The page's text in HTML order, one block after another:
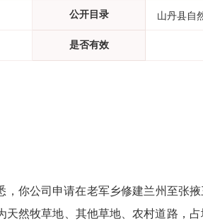
公开目录 山丹县自
是否有效
你公司申请在老军乡修建兰州至张
然牧草地、其他草地、农村道路，